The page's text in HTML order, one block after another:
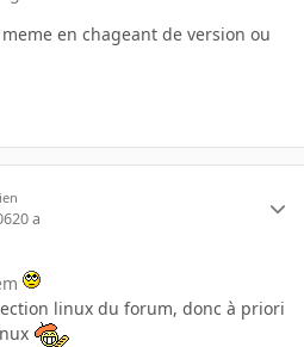
en chageant de version ou
20 a
linux du forum, donc à priori